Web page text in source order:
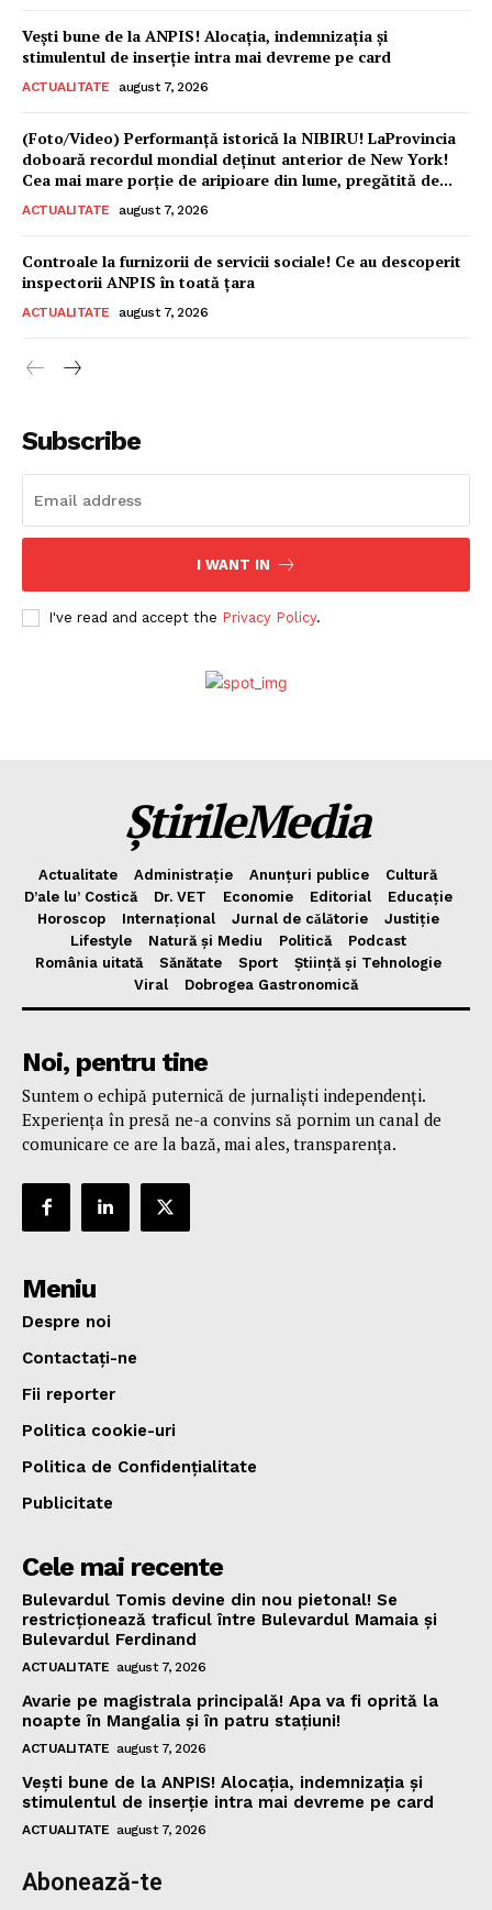
Vești bune de la ANPIS! Alocația, indemnizația și
stimulentul de inserție intra mai devreme pe card
ACTUALITATE august 7, 2026
(Foto/Video) Performanță istorică la NIBIRU! LaProvincia
doboară recordul mondial deținut anterior de New York!
Cea mai mare porție de aripioare din lume, pregătită de...
ACTUALITATE august 7, 2026
Controale la furnizorii de servicii sociale! Ce au descoperit
inspectorii ANPIS în toată țara
ACTUALITATE august 7, 2026
Subscribe
I WANT IN
I've read and accept the Privacy Policy.
ȘtirileMedia
Actualitate Administrație Anunțuri publice
Cultură
D’ale lu’ Costică
Dr. VET Economie Editorial
Educație
Horoscop
Internațional Jurnal de cǎlǎtorie
Justiție
Lifestyle
Natură și Mediu Politică
Podcast
România uitată
Sănătate Sport
Știință și Tehnologie
Viral
Dobrogea Gastronomică
Noi, pentru tine
Suntem o echipă puternică de jurnaliști independenți.
Experiența în presă ne-a convins să pornim un canal de
comunicare ce are la bază, mai ales, transparența.
Meniu
Despre noi
Contactați-ne
Fii reporter
Politica cookie-uri
Politica de Confidențialitate
Publicitate
Cele mai recente
Bulevardul Tomis devine din nou pietonal! Se
restricționează traficul între Bulevardul Mamaia și
Bulevardul Ferdinand
ACTUALITATE august 7, 2026
Avarie pe magistrala principală! Apa va fi oprită la
noapte în Mangalia și în patru stațiuni!
ACTUALITATE august 7, 2026
Vești bune de la ANPIS! Alocația, indemnizația și
stimulentul de inserție intra mai devreme pe card
ACTUALITATE august 7, 2026
Abonează-te